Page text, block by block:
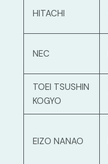
HITACHI
NEC
TOEI TSUSHIN
KOGYO
EIZO NANAO